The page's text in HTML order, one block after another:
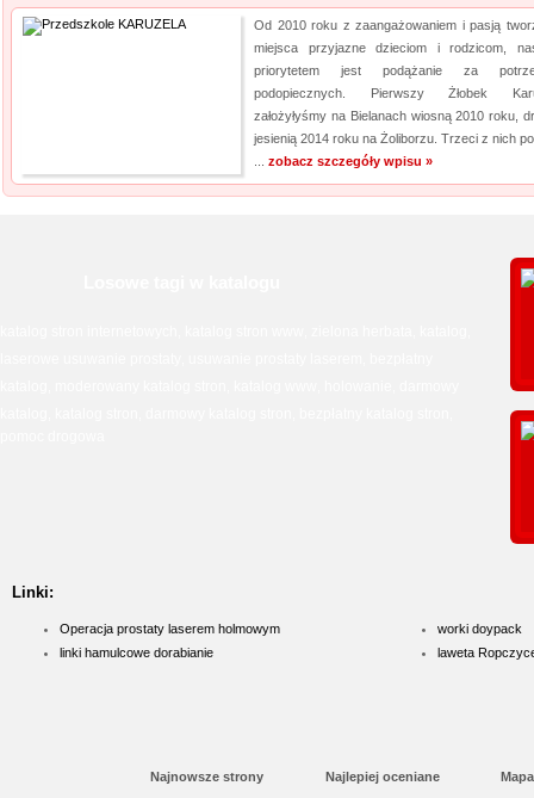
Od 2010 roku z zaangażowaniem i pasją
miejsca przyjazne dzieciom i rodzicom,
priorytetem jest podążanie za
podopiecznych. Pierwszy Żłobek
założyłyśmy na Bielanach wiosną 2010 roku,
jesienią 2014 roku na Żoliborzu. Trzeci z nich
zobacz szczegóły wpisu »
Linki:
Operacja prostaty laserem holmowym
linki hamulcowe dorabianie
worki doypack
laweta
Najnowsze strony Najlepiej oceniane